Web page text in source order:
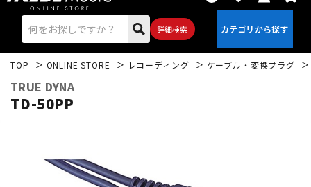
詳細検索
TOP ONLINE STORE レコーディング ケーブル・変換プラグ
TRUE DYNA
TD-50PP